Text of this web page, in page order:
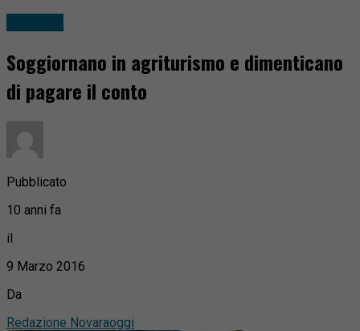
Soggiornano in agriturismo e dimenticano
di pagare il conto
Pubblicato
10 anni fa
il
9 Marzo 2016
Da
Redazione Novaraoggi